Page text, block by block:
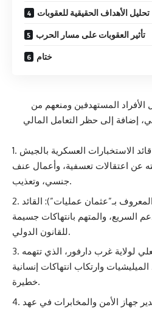
تحليل الأهداف الحقيقية للعقوبات
تأثير العقوبات على مسار الحرب
ختام
المستهدفين ومنعهم من
إضافة إلى حظر التعامل المالي
الاستخبارات العسكرية بالجيش
عن اعتقالات تعسفية، وأعمال عنف
جنسي، وتعذيب.
بـ”عثمان عمليات”): القائد
السريع، والمتهم بانتهاكات جسيمة
للقانون الدولي.
لولاية غرب دارفور، الذي تتهمه
وارتكاب انتهاكات إنسانية
خطيرة.
جهاز الأمن والمخابرات في عهد